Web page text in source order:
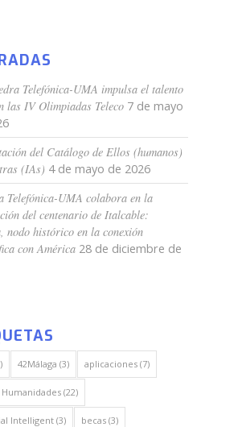
Telefónica-UMA impulsa el talento
las IV Olimpiadas Teleco 7 de mayo
del Catálogo de Ellos (humanos)
(IAs) 4 de mayo de 2026
Telefónica-UMA colabora en la
del centenario de Italcable:
nodo histórico en la conexión
con América 28 de diciembre de
42Málaga (3) aplicaciones (7)
(22)
Intelligent (3) becas (3)